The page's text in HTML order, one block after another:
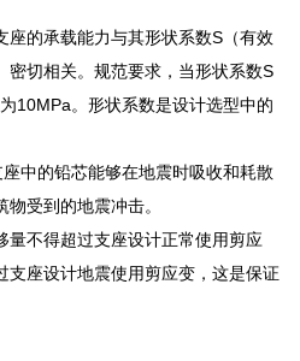
座的承载能力与其形状系数S（有效
密切相关。规范要求，当形状系数S
10MPa。形状系数是设计选型中的
中的铅芯能够在地震时吸收和耗散
受到的地震冲击。
量不得超过支座设计正常使用剪应
支座设计地震使用剪应变，这是保证